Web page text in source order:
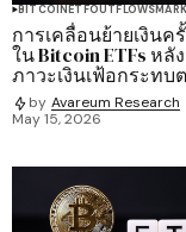
BITCOINETFOUTFLOWS
การเคลื่อนย้ายเงินค
ใน Bitcoin ETFs หลั
ภาวะเงินเฟ้อกระทบ
by Avareum Research
May 15, 2026